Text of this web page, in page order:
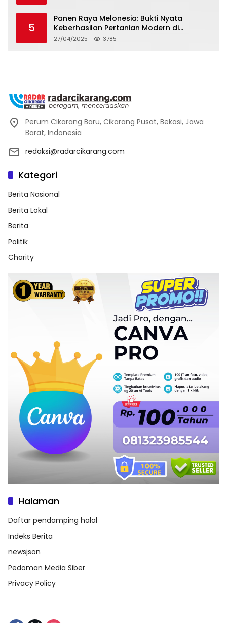
5
Panen Raya Melonesia: Bukti Nyata
Keberhasilan Pertanian Modern di
Kabupaten Bekasi
27/04/2025 3785
Perum Cikarang Baru, Cikarang Pusat, Bekasi, Jawa
Barat, Indonesia
redaksi@radarcikarang.com
Kategori
Berita Nasional
Berita Lokal
Berita
Politik
Charity
Halaman
Daftar pendamping halal
Indeks Berita
newsjson
Pedoman Media Siber
Privacy Policy